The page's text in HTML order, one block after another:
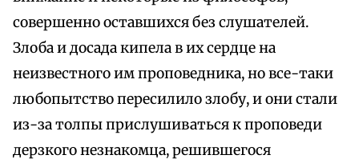
совершенно оставшихся без слушателей.
Злоба и досада кипела в их сердце на
неизвестного им проповедника, но все-таки
любопытство пересилило злобу, и они стали
из-за толпы прислушиваться к проповеди
дерзкого незнакомца, решившегося